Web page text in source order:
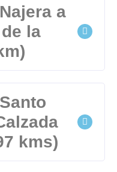
a
la
kms)